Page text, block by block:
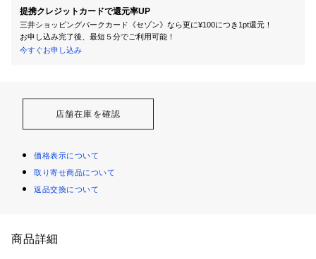
提携クレジットカードで還元率UP
三井ショッピングパークカード《セゾン》なら更に¥100につき1pt還元！
お申し込み完了後、最短５分でご利用可能！
今すぐお申し込み
店舗在庫を確認
価格表示について
取り寄せ商品について
返品交換について
商品詳細